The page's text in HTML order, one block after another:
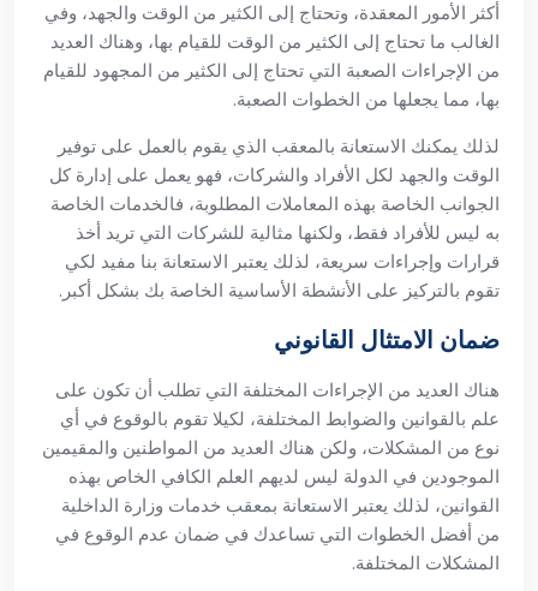
أكثر الأمور المعقدة، وتحتاج إلى الكثير من الوقت والجهد، وفي
الغالب ما تحتاج إلى الكثير من الوقت للقيام بها، وهناك العديد
من الإجراءات الصعبة التي تحتاج إلى الكثير من المجهود للقيام
بها، مما يجعلها من الخطوات الصعبة.
لذلك يمكنك الاستعانة بالمعقب الذي يقوم بالعمل على توفير
الوقت والجهد لكل الأفراد والشركات، فهو يعمل على إدارة كل
الجوانب الخاصة بهذه المعاملات المطلوبة، فالخدمات الخاصة
به ليس للأفراد فقط، ولكنها مثالية للشركات التي تريد أخذ
قرارات وإجراءات سريعة، لذلك يعتبر الاستعانة بنا مفيد لكي
تقوم بالتركيز على الأنشطة الأساسية الخاصة بك بشكل أكبر.
ضمان الامتثال القانوني
هناك العديد من الإجراءات المختلفة التي تطلب أن تكون على
علم بالقوانين والضوابط المختلفة، لكيلا تقوم بالوقوع في أي
نوع من المشكلات، ولكن هناك العديد من المواطنين والمقيمين
الموجودين في الدولة ليس لديهم العلم الكافي الخاص بهذه
القوانين، لذلك يعتبر الاستعانة بمعقب خدمات وزارة الداخلية
من أفضل الخطوات التي تساعدك في ضمان عدم الوقوع في
المشكلات المختلفة.